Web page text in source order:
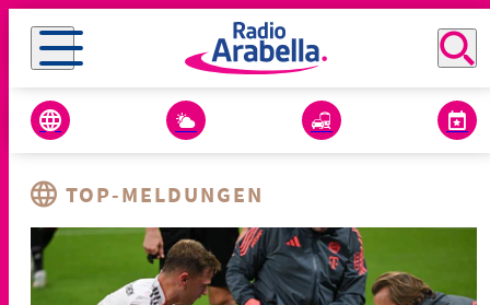
TOP-MELDUNGEN